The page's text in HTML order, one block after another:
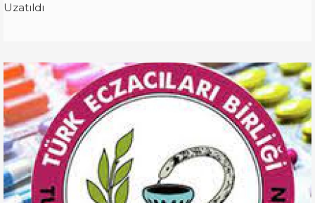
Uzatıldı